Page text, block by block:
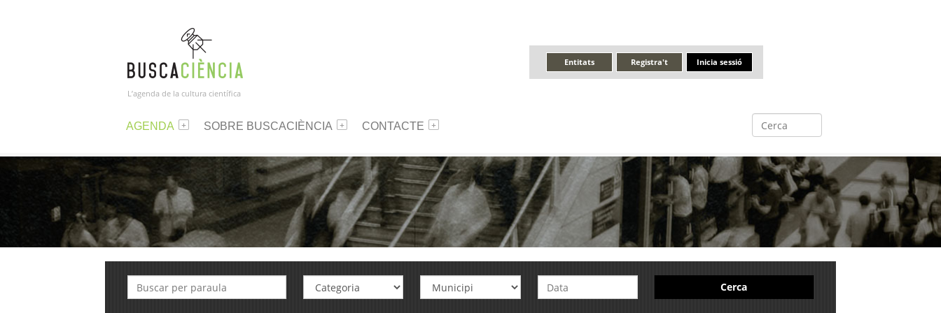
L’agenda de la cultura científica
Inicia sessió
Registra't
Entitats
AGENDA SOBRE BUSCACIÈNCIA CONTACTE
Cerca